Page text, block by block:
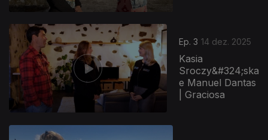
Ep. 3 14 dez. 2025
Kasia
Sroczy&#324;ska
e Manuel Dantas
| Graciosa